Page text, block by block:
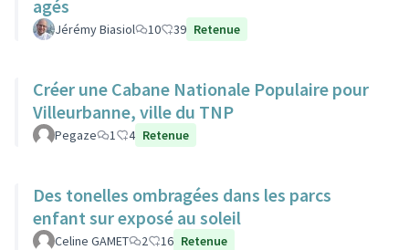
agés
Jérémy Biasiol 10 39 Retenue
Créer une Cabane Nationale Populaire pour
Villeurbanne, ville du TNP
Pegaze 1 4 Retenue
Des tonelles ombragées dans les parcs
enfant sur exposé au soleil
Celine GAMET 2 16 Retenue